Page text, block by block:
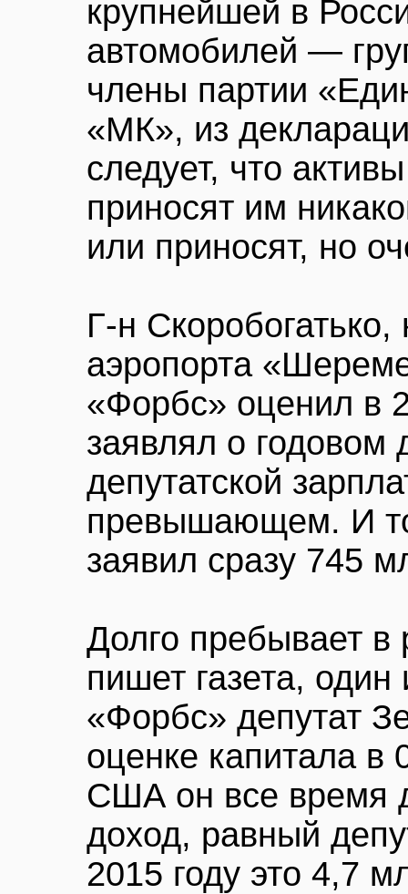
крупнейшей в
автомобилей —
члены партии
«МК», из
следует, что
приносят им
или приносят, но
Г-н
аэропорта
«Форбс» оценил в
заявлял о годовом
депутатской
превышающем. И
заявил сразу 745
Долго пребывает в
пишет газета,
«Форбс» депутат
оценке капитала в
США он все время
доход, равный
2015 году это 4,7